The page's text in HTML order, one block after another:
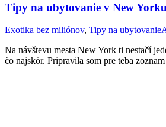
Tipy na ubytovanie v New Yorku
Exotika bez miliónov, Tipy na ubytovanie
Na návštevu mesta New York ti nestačí
čo najskôr. Pripravila som pre teba